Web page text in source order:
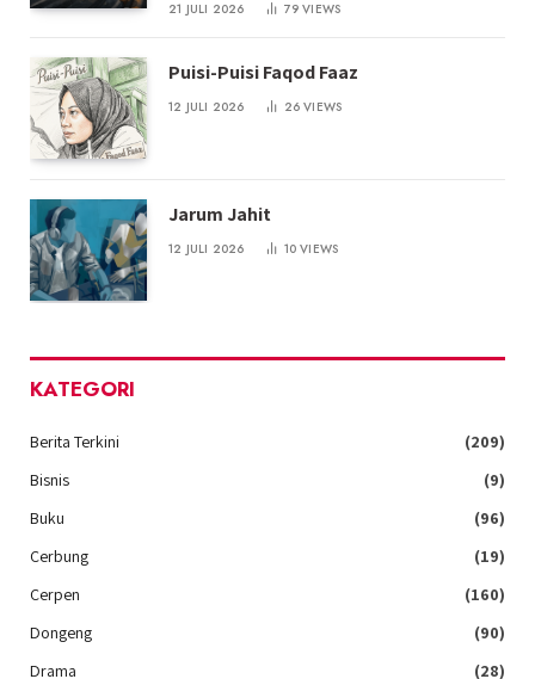
21 JULI 2026 79VIEWS
Puisi-Puisi Faqod Faaz
12 JULI 2026 26VIEWS
Jarum Jahit
12 JULI 2026 10VIEWS
KATEGORI
Berita Terkini
(209)
Bisnis
(9)
Buku
(96)
Cerbung
(19)
Cerpen
(160)
Dongeng
(90)
Drama
(28)